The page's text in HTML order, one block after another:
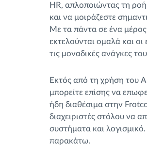
HR, απλοποιώντας τη
και να μοιράζεστε
Με τα πάντα σε ένα
εκτελούνται ομαλά και
τις μοναδικές ανάγκες
Εκτός από τη χρήση του
μπορείτε επίσης να
ήδη διαθέσιμα στην
διαχειριστές στόλου να
συστήματα και
παρακάτω.